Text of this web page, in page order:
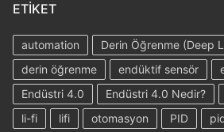
ETIKET
automation
Derin Öğrenme (Deep
derin öğrenme
endüktif sensör
Endüstri 4.0
Endüstri 4.0 Nedir?
li-fi
lifi otomasyon PID